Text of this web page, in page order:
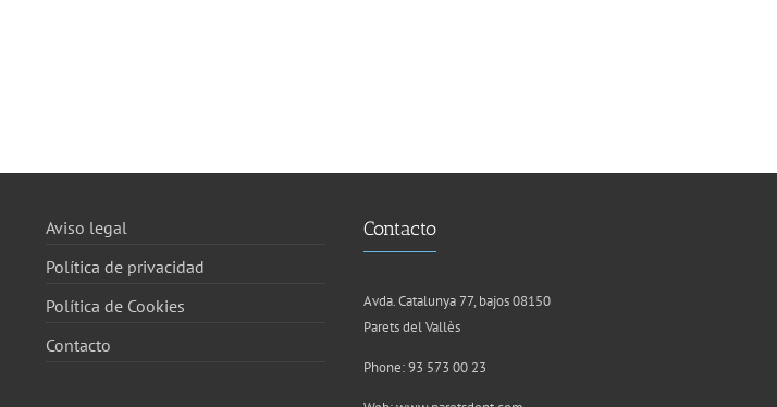
Aviso legal
Política de privacidad
Política de Cookies
Contacto
Contacto
Avda. Catalunya 77, bajos 08150
Parets del Vallès
Phone: 93 573 00 23